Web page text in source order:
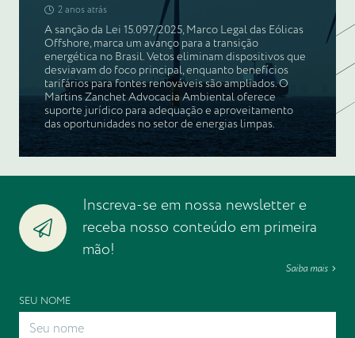
2 anos atrás
A sanção da Lei 15.097/2025, Marco Legal das Eólicas
Offshore, marca um avanço para a transição
energética no Brasil. Vetos eliminam dispositivos que
desviavam do foco principal, enquanto benefícios
tarifários para fontes renováveis são ampliados. O
Martins Zanchet Advocacia Ambiental oferece
suporte jurídico para adequação e aproveitamento
das oportunidades no setor de energias limpas.
Inscreva-se em nossa newsletter e
receba nosso conteúdo em primeira
mão!
Saiba mais
SEU NOME